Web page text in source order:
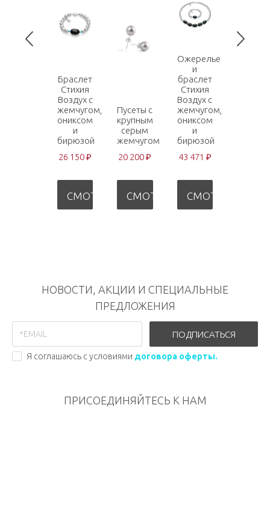
Браслет
Стихия
Воздух с
жемчугом,
ониксом
и
бирюзой
26 150 ₽
СМОТРЕТЬ
Пусеты с
крупным
серым
жемчугом
20 200 ₽
СМОТРЕТЬ
Ожерелье
и
браслет
Стихия
Воздух с
жемчугом,
ониксом
и
бирюзой
43 471 ₽
СМОТРЕТЬ
НОВОСТИ, АКЦИИ И СПЕЦИАЛЬНЫЕ
ПРЕДЛОЖЕНИЯ
ПОДПИСАТЬСЯ
Я соглашаюсь с условиями договора оферты.
ПРИСОЕДИНЯЙТЕСЬ К НАМ